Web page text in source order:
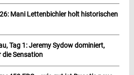
Mani Lettenbichler holt historischen
Tag 1: Jeremy Sydow dominiert,
Sensation